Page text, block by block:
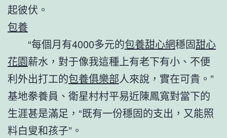
起彼伏。
包養
“每個月有4000多元的包養甜心網穩固甜心
花園薪水，對于像我這種上有老下有小、不便
利外出打工的包養俱樂部人來說，實在可貴。”
基地豢養員、衛星村村平易近陳鳳寬對當下的
生涯甚是滿足，“既有一份穩固的支出，又能照
料白叟和孩子”。